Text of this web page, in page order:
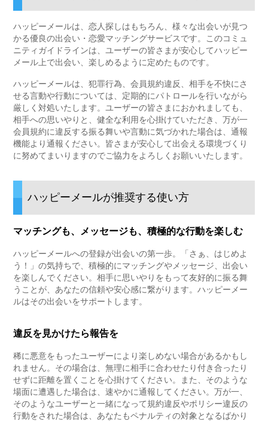
ハッピーメールは、恋人探しはもちろん、様々な出会いが見つ
かる優良の出会い・恋愛マッチングサービスです。このコミュ
ニティガイドラインは、ユーザーの皆さまが安心してハッピー
メール上で出会い、楽しめるように定めたものです。
ハッピーメールは、犯罪行為、会員規約違反、相手を不快にさ
せる言動や行動については、定期的にパトロールを行いながら
厳しく対処いたします。ユーザーの皆さまにおかれましても、
相手への思いやりと、健全な利用を心掛けていただき、万が一
会員規約に違反する振る舞いや言動に気づかれた場合は、通報
機能より通報ください。皆さまが安心して出会える環境づくり
に努めてまいりますのでご協力をよろしくお願いいたします。
ハッピーメールが推奨する使い方
マッチングも、メッセージも、積極的な行動を楽しむ
ハッピーメールへの登録が出会いの第一歩。「さぁ、はじめよ
う！」の気持ちで、積極的にマッチングやメッセージ、出会い
を楽しんでください。相手に思いやりをもって友好的に振る舞
うことが、あなたの信頼や安心感に繋がります。ハッピーメー
ルはその出会いをサポートします。
違反を見かけたら報告を
稀に悪意をもったユーザーにより楽しめない場合があるかもし
れません。その場合は、無理に相手に合わせたり付き合ったり
せずに距離を置くことを心掛けてください。また、そのような
場面に遭遇した場合は、速やかに通報してください。万が一、
そのようなユーザーと一緒になって規約違反やポリシー違反の
行動をされた場合は、あなたもペナルティの対象となるばかり